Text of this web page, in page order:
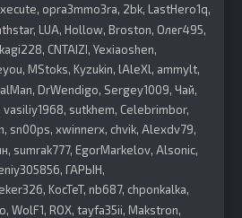
opra3mmo3ra 2bk LastHero1q
LUA Hollow Broston Олег495
CNTAIZI Yexiaoshen
MStoks Kyzukin lAleXl ammylt
DrWendigo Sergey1009 Чай
vasiliy1968 sutkhem Celebrimbor
sn00ps xwinnerx chvik Alexdv79
sumrak777 EgorMarkelov Alsonic
ГАРЫН
KocTeT nb687 chponkalka
WolF1 ROX tayfa35ii Makstron